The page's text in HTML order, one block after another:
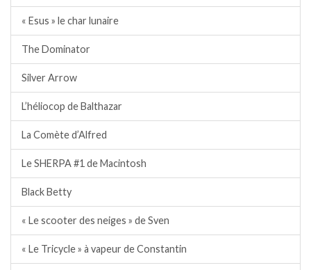
« Esus » le char lunaire
The Dominator
Silver Arrow
L’héliocop de Balthazar
La Comète d’Alfred
Le SHERPA #1 de Macintosh
Black Betty
« Le scooter des neiges » de Sven
« Le Tricycle » à vapeur de Constantin